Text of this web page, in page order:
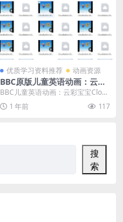
优质学习资料推荐 动画资源
BBC原版儿童英语动画：云彩
宝宝Cloudbabies srt外挂英
文字幕 百度网盘下载
BBC儿童英语动画：云彩宝宝Cloud
babies srt外挂英文字幕 百度网盘...
1 年前 117
搜
索